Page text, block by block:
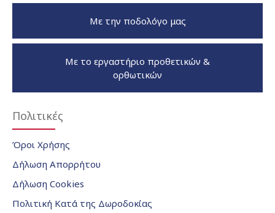
Με την ποδολόγο μας
Με το εργαστήριο προθετικών &
ορθωτικών
Πολιτικές
Όροι Χρήσης
Δήλωση Απορρήτου
Δήλωση Cookies
Πολιτική Κατά της Δωροδοκίας